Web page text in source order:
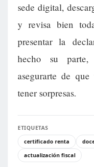
sede digital,
y revisa bien
presentar la
hecho su
asegurarte de
tener sorpresas.
ETIQUETAS
certificado renta
actualización fiscal